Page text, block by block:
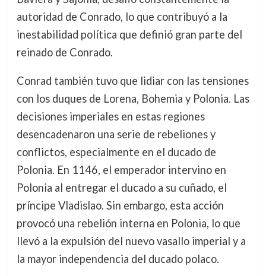
autoridad de Conrado, lo que contribuyó a la
inestabilidad política que definió gran parte del
reinado de Conrado.
Conrad también tuvo que lidiar con las tensiones
con los duques de Lorena, Bohemia y Polonia. Las
decisiones imperiales en estas regiones
desencadenaron una serie de rebeliones y
conflictos, especialmente en el ducado de
Polonia. En 1146, el emperador intervino en
Polonia al entregar el ducado a su cuñado, el
príncipe Vladislao. Sin embargo, esta acción
provocó una rebelión interna en Polonia, lo que
llevó a la expulsión del nuevo vasallo imperial y a
la mayor independencia del ducado polaco.